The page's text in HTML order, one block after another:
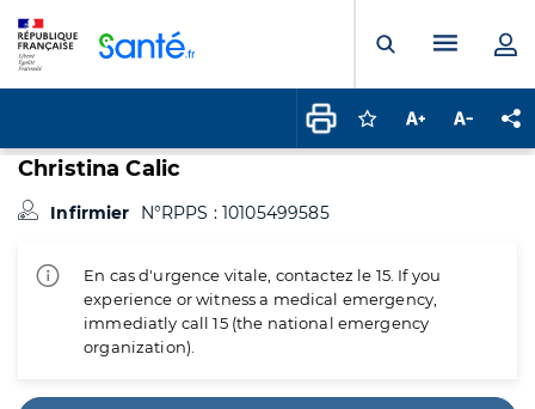
Ouvrir laMenu
Connectez-vous
Augmenter la
Christina Calic
Infirmier N°RPPS : 10105499585
En cas d'urgence vitale, contactez le 15. If you
experience or witness a medical emergency,
immediatly call 15 (the national emergency
organization).